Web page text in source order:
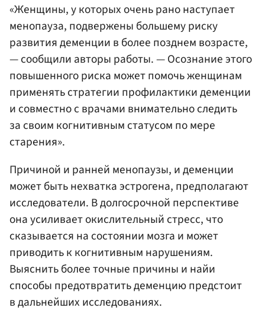
«Женщины, у которых очень рано наступает
менопауза, подвержены большему риску
развития деменции в более позднем возрасте,
— сообщили авторы работы. — Осознание этого
повышенного риска может помочь женщинам
применять стратегии профилактики деменции
и совместно с врачами внимательно следить
за своим когнитивным статусом по мере
старения».
Причиной и ранней менопаузы, и деменции
может быть нехватка эстрогена, предполагают
исследователи. В долгосрочной перспективе
она усиливает окислительный стресс, что
сказывается на состоянии мозга и может
приводить к когнитивным нарушениям.
Выяснить более точные причины и найи
способы предотвратить деменцию предстоит
в дальнейших исследованиях.